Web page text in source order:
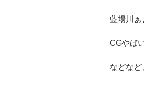
藍場川ぁ
CGやば
などなど